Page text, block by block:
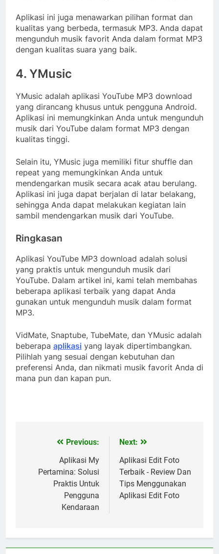
Aplikasi ini juga menawarkan pilihan format dan
kualitas yang berbeda, termasuk MP3. Anda dapat
mengunduh musik favorit Anda dalam format MP3
dengan kualitas suara yang baik.
4. YMusic
YMusic adalah aplikasi YouTube MP3 download
yang dirancang khusus untuk pengguna Android.
Aplikasi ini memungkinkan Anda untuk mengunduh
musik dari YouTube dalam format MP3 dengan
kualitas tinggi.
Selain itu, YMusic juga memiliki fitur shuffle dan
repeat yang memungkinkan Anda untuk
mendengarkan musik secara acak atau berulang.
Aplikasi ini juga dapat berjalan di latar belakang,
sehingga Anda dapat melakukan kegiatan lain
sambil mendengarkan musik dari YouTube.
Ringkasan
Aplikasi YouTube MP3 download adalah solusi
yang praktis untuk mengunduh musik dari
YouTube. Dalam artikel ini, kami telah membahas
beberapa aplikasi terbaik yang dapat Anda
gunakan untuk mengunduh musik dalam format
MP3.
VidMate, Snaptube, TubeMate, dan YMusic adalah
beberapa aplikasi yang layak dipertimbangkan.
Pilihlah yang sesuai dengan kebutuhan dan
preferensi Anda, dan nikmati musik favorit Anda di
mana pun dan kapan pun.
navigation
Previous:
Aplikasi My
Pertamina: Solusi
Praktis Untuk
Pengguna
Kendaraan
Next:
Aplikasi Edit Foto
Terbaik - Review Dan
Tips Menggunakan
Aplikasi Edit Foto